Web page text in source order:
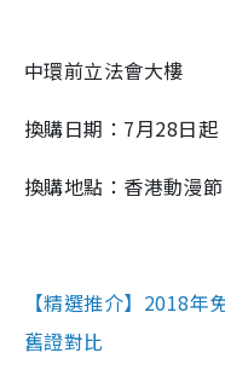
中環前立法會大樓
換購日期：7月28日起
換購地點：香港動漫
【精選推介】2018年
舊證對比